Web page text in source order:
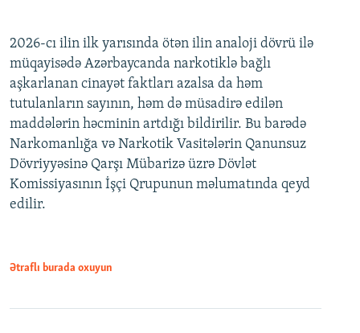
2026-cı ilin ilk yarısında ötən ilin analoji dövrü ilə
müqayisədə Azərbaycanda narkotiklə bağlı
aşkarlanan cinayət faktları azalsa da həm
tutulanların sayının, həm də müsadirə edilən
maddələrin həcminin artdığı bildirilir. Bu barədə
Narkomanlığa və Narkotik Vasitələrin Qanunsuz
Dövriyyəsinə Qarşı Mübarizə üzrə Dövlət
Komissiyasının İşçi Qrupunun məlumatında qeyd
edilir.
Ətraflı burada oxuyun